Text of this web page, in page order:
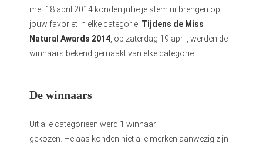
met 18 april 2014 konden jullie je stem uitbrengen op
jouw favoriet in elke categorie. Tijdens de Miss
Natural Awards 2014 , op zaterdag 19 april, werden de
winnaars bekend gemaakt van elke categorie.
De winnaars
Uit alle categorieën werd 1 winnaar
gekozen. Helaas konden niet alle merken aanwezig zijn